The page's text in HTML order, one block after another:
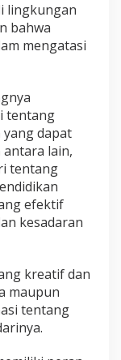
lingkungan
bahwa
mengatasi
tentang
dapat
antara lain,
tentang
efektif
kesadaran
kreatif dan
maupun
tentang